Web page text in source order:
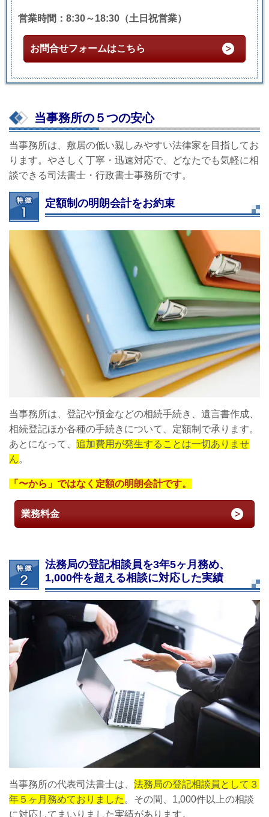
営業時間：8:30～18:30（土日祝営業）
お問合せフォームはこちら
当事務所の５つの安心
当事務所は、敷居の低い親しみやすい法律家を目指してお
ります。やさしく丁寧・迅速対応で、どなたでも気軽に相
談できる司法書士・行政書士事務所です。
定額制の明朗会計をお約束
当事務所は、登記や預金などの相続手続き、遺言書作成、
相続登記ほか各種の手続きについて、定額制で承ります。
あとになって、 追加費用が発生することは一切ありませ
ん。
「〜から」ではなく定額の明朗会計です。
業務料金
法務局の登記相談員を3年5ヶ月務め、
1,000件を超える相談に対応した実績
当事務所の代表司法書士は、 法務局の登記相談員として３
年５ヶ月務めておりました 。その間、1,000件以上の相談
に対応してまいりました実績があります。